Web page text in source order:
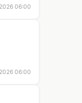
06:00
06:00